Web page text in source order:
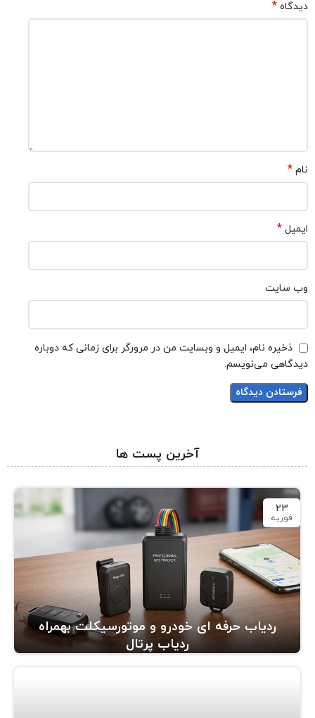
دیدگاه *
نام *
ایمیل *
وب‌ سایت
ذخیره نام، ایمیل و وبسایت من در مرورگر برای زمانی که دوباره
دیدگاهی می‌نویسم.
آخرین پست ها
23
فوریه
ردیاب حرفه ای خودرو و موتورسیکلت بهمراه
ردیاب پرتال